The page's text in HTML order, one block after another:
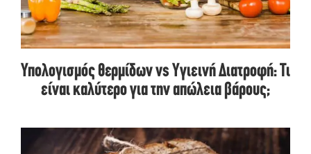
Υπολογισμός θερμίδων vs Υγιεινή Διατροφή: Τι
είναι καλύτερο για την απώλεια βάρους;